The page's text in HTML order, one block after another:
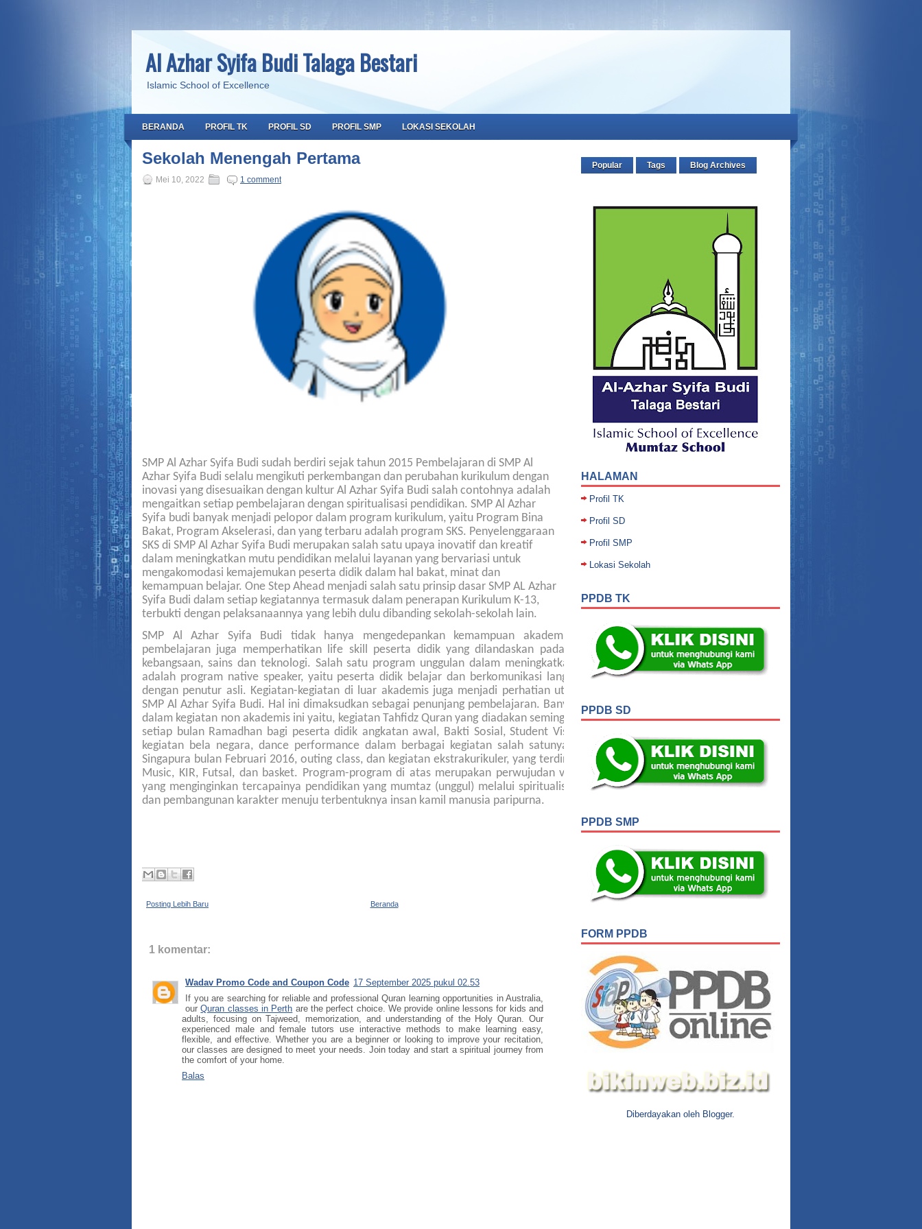
Al Azhar Syifa Budi Talaga Bestari
Islamic School of Excellence
BERANDA PROFIL TK PROFIL SD PROFIL SMP LOKASI SEKOLAH
Sekolah Menengah Pertama
Mei 10, 2022 1 comment
SMP Al Azhar Syifa Budi sudah berdiri sejak tahun 2015 Pembelajaran di SMP Al
Azhar Syifa Budi selalu mengikuti perkembangan dan perubahan kurikulum dengan
inovasi yang disesuaikan dengan kultur Al Azhar Syifa Budi salah contohnya adalah
mengaitkan setiap pembelajaran dengan spiritualisasi pendidikan. SMP Al Azhar
Syifa budi banyak menjadi pelopor dalam program kurikulum, yaitu Program Bina
Bakat, Program Akselerasi, dan yang terbaru adalah program SKS. Penyelenggaraan
SKS di SMP Al Azhar Syifa Budi merupakan salah satu upaya inovatif dan kreatif
dalam meningkatkan mutu pendidikan melalui layanan yang bervariasi untuk
mengakomodasi kemajemukan peserta didik dalam hal bakat, minat dan
kemampuan belajar. One Step Ahead menjadi salah satu prinsip dasar SMP AL Azhar
Syifa Budi dalam setiap kegiatannya termasuk dalam penerapan Kurikulum K-13,
terbukti dengan pelaksanaannya yang lebih dulu dibanding sekolah-sekolah lain.
SMP Al Azhar Syifa Budi tidak hanya mengedepankan kemampuan akademis namun setiap kegiatan
pembelajaran juga memperhatikan life skill peserta didik yang dilandaskan pada empat pilar yaitu aqidah,
kebangsaan, sains dan teknologi. Salah satu program unggulan dalam meningkatkan kecakapan peserta didik
adalah program native speaker, yaitu peserta didik belajar dan berkomunikasi langsung dalam bahasa Inggris
dengan penutur asli. Kegiatan-kegiatan di luar akademis juga menjadi perhatian utama dalam setiap kegiatan
SMP Al Azhar Syifa Budi. Hal ini dimaksudkan sebagai penunjang pembelajaran. Banyak sekali kegiatan-kegiatan
dalam kegiatan non akademis ini yaitu, kegiatan Tahfidz Quran yang diadakan seminggu sekali, Riyadah Ramadan
setiap bulan Ramadhan bagi peserta didik angkatan awal, Bakti Sosial, Student Visit ke Australia dan Jepang,
kegiatan bela negara, dance performance dalam berbagai kegiatan salah satunya dalam parade chingay di
Singapura bulan Februari 2016, outing class, dan kegiatan ekstrakurikuler, yang terdiri dari tilawah, PMR, Dance,
Music, KIR, Futsal, dan basket. Program-program di atas merupakan perwujudan visi SMP Al Azhar Syifa Budi
yang menginginkan tercapainya pendidikan yang mumtaz (unggul) melalui spiritualisasi pendidikan, kebangsaan
dan pembangunan karakter menuju terbentuknya insan kamil manusia paripurna.
Posting Lebih Baru Beranda
1 komentar:
Wadav Promo Code and Coupon Code 17 September 2025 pukul 02.53
If you are searching for reliable and professional Quran learning opportunities in Australia,
ourQuran classes in Perth are the perfect choice. We provide online lessons for kids and
adults, focusing on Tajweed, memorization, and understanding of the Holy Quran. Our
experienced male and female tutors use interactive methods to make learning easy,
flexible, and effective. Whether you are a beginner or looking to improve your recitation,
our classes are designed to meet your needs. Join today and start a spiritual journey from
the comfort of your home.
Balas
Popular Tags Blog Archives
HALAMAN
Profil TK
Profil SD
Profil SMP
Lokasi Sekolah
PPDB TK
PPDB SD
PPDB SMP
FORM PPDB
Diberdayakan oleh Blogger.